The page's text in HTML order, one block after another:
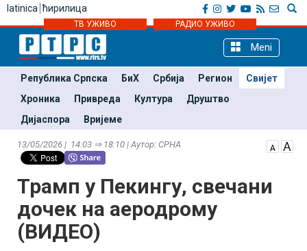
latinica ћирилица
ТВ УЖИВО РАДИО УЖИВО
Meni
Република Српска БиХ Србија Регион
Свијет
Хроника
Привреда Култура
Друштво
Дијаспора
Вријеме
13/05/2026 | 14:03 ⇒ 18:10 | Аутор: СРНА
Трамп у Пекингу, свечани
дочек на аеродрому
(ВИДЕО)